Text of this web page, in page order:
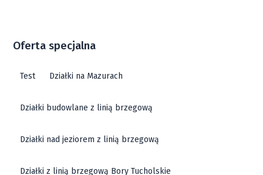
Oferta specjalna
Test Działki na Mazurach
Działki budowlane z linią brzegową
Działki nad jeziorem z linią brzegową
Działki z linią brzegową Bory Tucholskie